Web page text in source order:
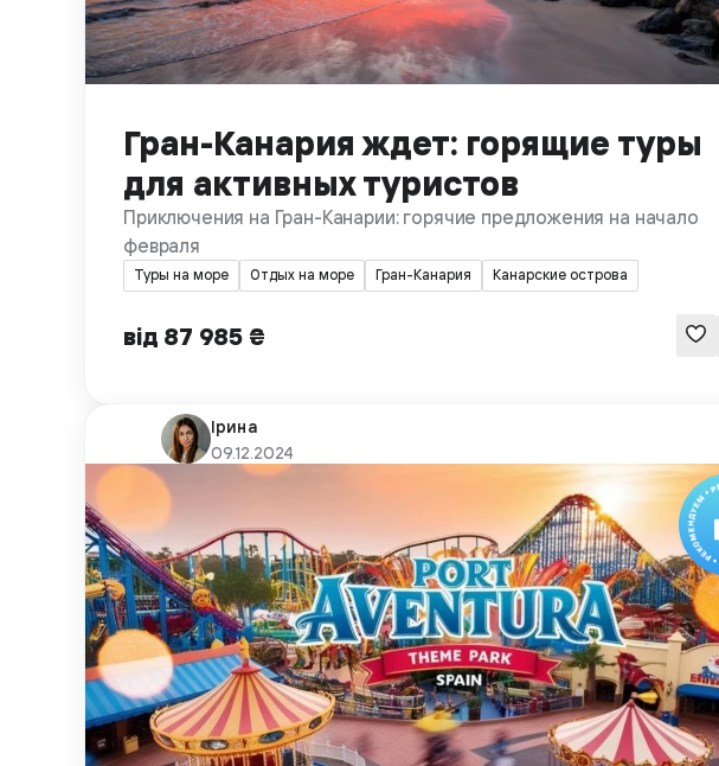
Гран-Канария ждет: горящие туры
для активных туристов
Приключения на Гран-Канарии: горячие предложения на начало
февраля
Туры на море Отдых на море Гран-Канария Канарские острова
від 87 985 ₴
Ірина
09.12.2024